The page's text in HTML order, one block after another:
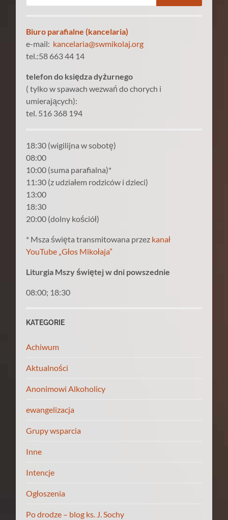
Biuro parafialne (kancelaria)
e-mail: kancelaria@swmikolaj.org
tel.:58 663 44 14
telefon do księdza dyżurnego
( tylko w spawach wezwań do chorych i
umierających):
tel. 516 368 194
18:30 (wigilijna w sobotę)
08:00
10:00 (suma parafialna)*
11:30 (z udziałem rodziców i dzieci)
13:00
18:30
20:00 (dolny kościół)
* Msza święta transmitowana przez kanał
YouTube „Głos Mikołaja”
Liturgia Mszy świętej w dni powszednie
08:00; 18:30
KATEGORIE
Achiwum
Aktualności
Anonimowi Alkoholicy
ewangelizacja
Grupy wsparcia
Inne
Intencje
Ogłoszenia
Po drodze – blog ks. J. Sochy